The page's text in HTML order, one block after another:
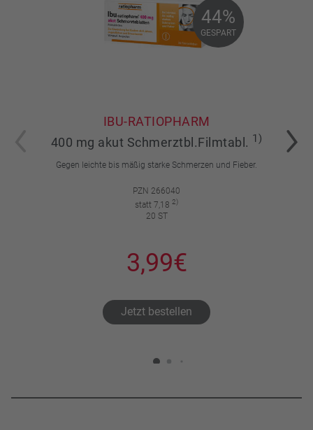
44%
GESPART
44%
GESPART
IBU-RATIOPHARM
400 mg akut Schmerztbl.Filmtabl. 1)
Gegen leichte bis mäßig starke Schmerzen und Fieber.
PZN 266040
statt 7,18 2)
20 ST
3,99€
Jetzt bestellen